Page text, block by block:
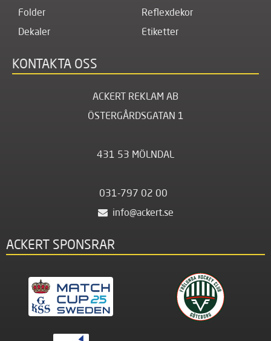
Folder
Reflexdekor
Dekaler
Etiketter
KONTAKTA OSS
ACKERT REKLAM AB
ÖSTERGÅRDSGATAN 1
431 53 MÖLNDAL
031-797 02 00
info@ackert.se
ACKERT SPONSRAR